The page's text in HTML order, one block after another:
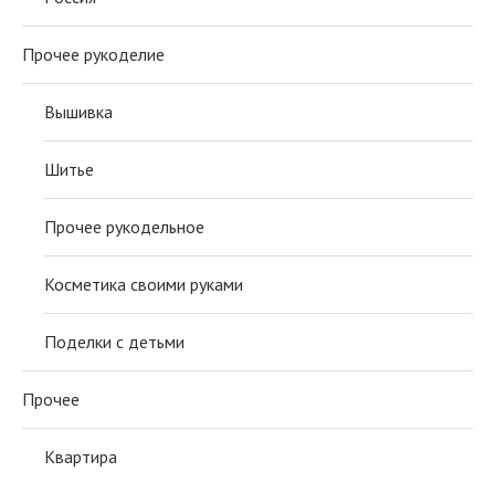
Прочее рукоделие
Вышивка
Шитье
Прочее рукодельное
Косметика своими руками
Поделки с детьми
Прочее
Квартира